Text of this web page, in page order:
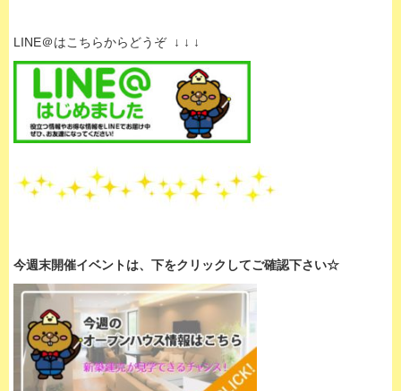
LINE＠はこちらからどうぞ ↓ ↓ ↓
今週末開催イベントは、下をクリックしてご確認下さい☆